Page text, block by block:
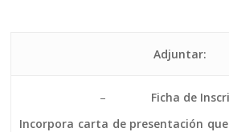
Adjuntar:
– Ficha de
Incorpora carta de presentación